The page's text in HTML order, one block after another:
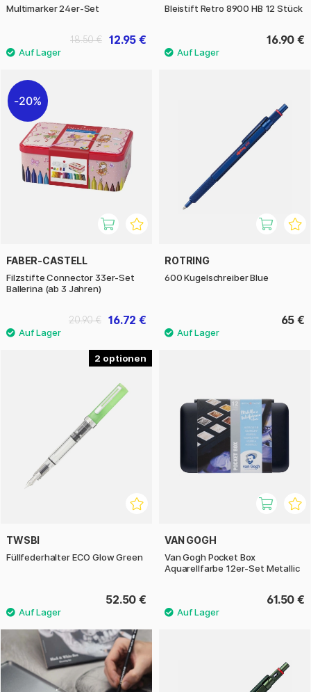
Multimarker 24er-Set
12.95 €
18.50 €
Bleistift Retro 8900 HB 12 Stück
16.90 €
20%
FABER-CASTELL
Filzstifte Connector 33er-Set
Ballerina (ab 3 Jahren)
16.72 €
20.90 €
ROTRING
600 Kugelschreiber Blue
65 €
2
TWSBI
Füllfederhalter ECO Glow Green
52.50 €
VAN GOGH
Van Gogh Pocket Box
Aquarellfarbe 12er-Set Metallic
61.50 €